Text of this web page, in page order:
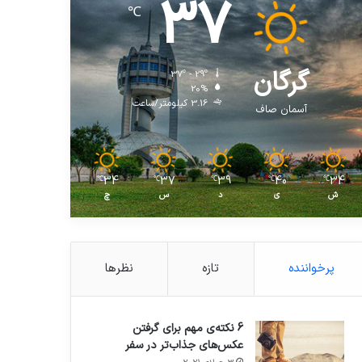
گرگان
آسمان صاف
37
℃
37º - 29º
20%
3.16 کیلومتر/ساعت
34
℃
ش
40
℃
ی
39
℃
د
37
℃
س
34
℃
چ
پرخواننده تازه نظرها
6 نکته‌ی مهم برای گرفتن
عکس‌های جذاب‌تر در سفر